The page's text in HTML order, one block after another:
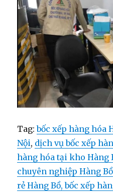
Tag:bốc xếp hàng hóa
Nội, dịch vụ bốc xếp
hàng hóa tại kho Hàng
chuyên nghiệp Hàng Bồ
rẻ Hàng Bồ, bốc xếp